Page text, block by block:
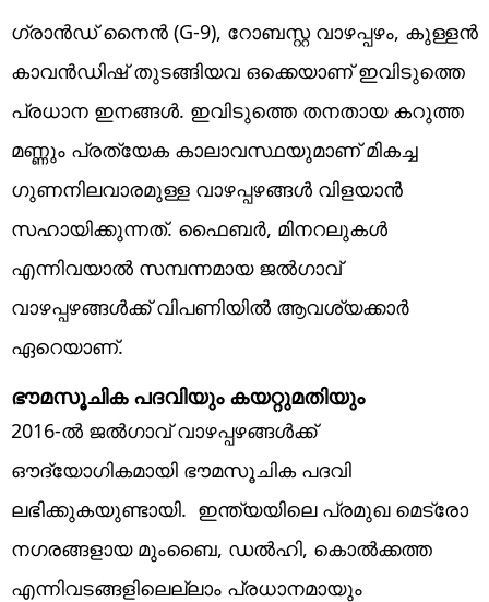
ഗ്രാൻഡ് നൈൻ (G-9), റോബസ്റ്റ വാഴപ്പഴം, കുള്ളൻ
കാവൻഡിഷ് തുടങ്ങിയവ ഒക്കെയാണ് ഇവിടുത്തെ
പ്രധാന ഇനങ്ങൾ. ഇവിടുത്തെ തനതായ കറുത്ത
മണ്ണും പ്രത്യേക കാലാവസ്ഥയുമാണ് മികച്ച
ഗുണനിലവാരമുള്ള വാഴപ്പഴങ്ങൾ വിളയാൻ
സഹായിക്കുന്നത്. ഫൈബർ, മിനറലുകൾ
എന്നിവയാൽ സമ്പന്നമായ ജൽഗാവ്
വാഴപ്പഴങ്ങൾക്ക് വിപണിയിൽ ആവശ്യക്കാർ
ഏറെയാണ്.
ഭൗമസൂചിക പദവിയും കയറ്റുമതിയും
2016-ൽ ജൽഗാവ് വാഴപ്പഴങ്ങൾക്ക്
ഔദ്യോഗികമായി ഭൗമസൂചിക പദവി
ലഭിക്കുകയുണ്ടായി. ഇന്ത്യയിലെ പ്രമുഖ മെട്രോ
നഗരങ്ങളായ മുംബൈ, ഡൽഹി, കൊൽക്കത്ത
എന്നിവടങ്ങളിലെല്ലാം പ്രധാനമായും